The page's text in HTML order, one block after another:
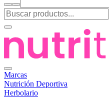
Marcas
Nutrición Deportiva
Herbolario